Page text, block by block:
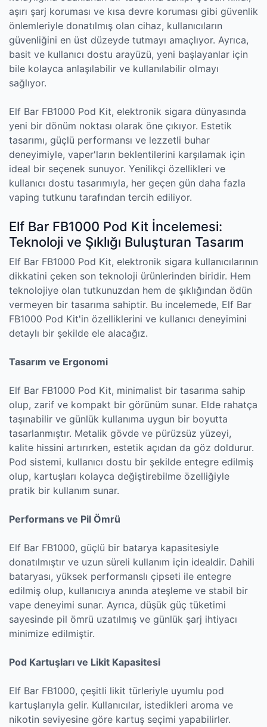
aşırı şarj koruması ve kısa devre koruması gibi güvenlik
önlemleriyle donatılmış olan cihaz, kullanıcıların
güvenliğini en üst düzeyde tutmayı amaçlıyor. Ayrıca,
basit ve kullanıcı dostu arayüzü, yeni başlayanlar için
bile kolayca anlaşılabilir ve kullanılabilir olmayı
sağlıyor.
Elf Bar FB1000 Pod Kit, elektronik sigara dünyasında
yeni bir dönüm noktası olarak öne çıkıyor. Estetik
tasarımı, güçlü performansı ve lezzetli buhar
deneyimiyle, vaper'ların beklentilerini karşılamak için
ideal bir seçenek sunuyor. Yenilikçi özellikleri ve
kullanıcı dostu tasarımıyla, her geçen gün daha fazla
vaping tutkunu tarafından tercih ediliyor.
Elf Bar FB1000 Pod Kit İncelemesi:
Teknoloji ve Şıklığı Buluşturan Tasarım
Elf Bar FB1000 Pod Kit, elektronik sigara kullanıcılarının
dikkatini çeken son teknoloji ürünlerinden biridir. Hem
teknolojiye olan tutkunuzdan hem de şıklığından ödün
vermeyen bir tasarıma sahiptir. Bu incelemede, Elf Bar
FB1000 Pod Kit'in özelliklerini ve kullanıcı deneyimini
detaylı bir şekilde ele alacağız.
Tasarım ve Ergonomi
Elf Bar FB1000 Pod Kit, minimalist bir tasarıma sahip
olup, zarif ve kompakt bir görünüm sunar. Elde rahatça
taşınabilir ve günlük kullanıma uygun bir boyutta
tasarlanmıştır. Metalik gövde ve pürüzsüz yüzeyi,
kalite hissini artırırken, estetik açıdan da göz doldurur.
Pod sistemi, kullanıcı dostu bir şekilde entegre edilmiş
olup, kartuşları kolayca değiştirebilme özelliğiyle
pratik bir kullanım sunar.
Performans ve Pil Ömrü
Elf Bar FB1000, güçlü bir batarya kapasitesiyle
donatılmıştır ve uzun süreli kullanım için idealdir. Dahili
bataryası, yüksek performanslı çipseti ile entegre
edilmiş olup, kullanıcıya anında ateşleme ve stabil bir
vape deneyimi sunar. Ayrıca, düşük güç tüketimi
sayesinde pil ömrü uzatılmış ve günlük şarj ihtiyacı
minimize edilmiştir.
Pod Kartuşları ve Likit Kapasitesi
Elf Bar FB1000, çeşitli likit türleriyle uyumlu pod
kartuşlarıyla gelir. Kullanıcılar, istedikleri aroma ve
nikotin seviyesine göre kartuş seçimi yapabilirler.